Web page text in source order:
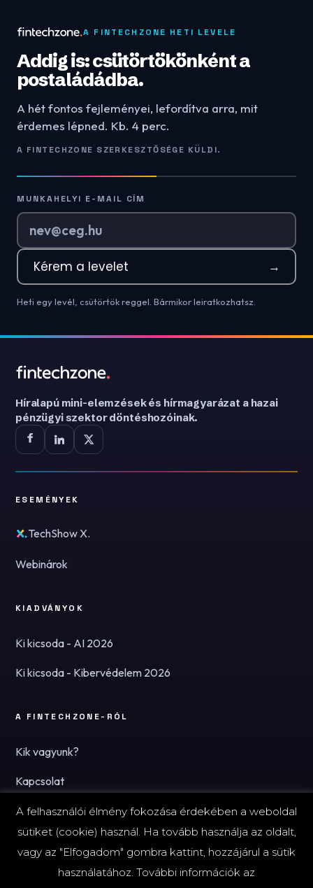
A FINTECHZONE HETI LEVELE
Addig is: csütörtökönként a
postaládádba.
A hét fontos fejleményei, lefordítva arra, mit
érdemes lépned. Kb. 4 perc.
A FINTECHZONE SZERKESZTŐSÉGE KÜLDI.
MUNKAHELYI E-MAIL CÍM
Kérem a levelet →
Heti egy levél, csütörtök reggel. Bármikor leiratkozhatsz.
Híralapú mini-elemzések és hírmagyarázat a hazai
pénzügyi szektor döntéshozóinak.
ESEMÉNYEK
TechShow X.
Webinárok
KIADVÁNYOK
Ki kicsoda - AI 2026
Ki kicsoda - Kibervédelem 2026
A FINTECHZONE-RÓL
Kik vagyunk?
Kapcsolat
Hírlevél
A felhasználói élmény fokozása érdekében a weboldal
sütiket (cookie) használ. Ha tovább használja az oldalt,
vagy az "Elfogadom" gombra kattint, hozzájárul a sütik
használatához. További információk az